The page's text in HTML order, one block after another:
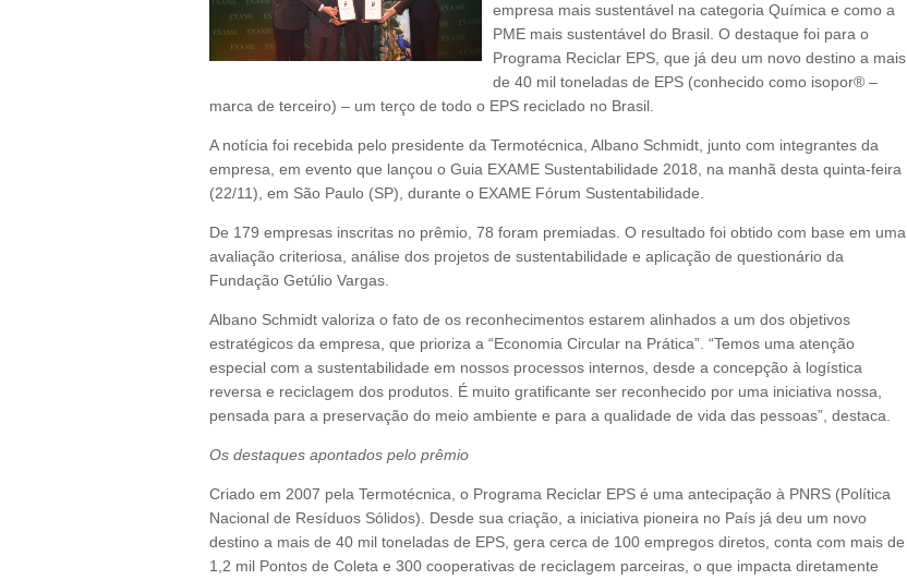
empresa mais sustentável na categoria Química e como a
PME mais sustentável do Brasil. O destaque foi para o
Programa Reciclar EPS, que já deu um novo destino a mais
de 40 mil toneladas de EPS (conhecido como isopor® –
marca de terceiro) – um terço de todo o EPS reciclado no Brasil.
A notícia foi recebida pelo presidente da Termotécnica, Albano Schmidt, junto com integrantes da
empresa, em evento que lançou o Guia EXAME Sustentabilidade 2018, na manhã desta quinta-feira
(22/11), em São Paulo (SP), durante o EXAME Fórum Sustentabilidade.
De 179 empresas inscritas no prêmio, 78 foram premiadas. O resultado foi obtido com base em uma
avaliação criteriosa, análise dos projetos de sustentabilidade e aplicação de questionário da
Fundação Getúlio Vargas.
Albano Schmidt valoriza o fato de os reconhecimentos estarem alinhados a um dos objetivos
estratégicos da empresa, que prioriza a “Economia Circular na Prática”. “Temos uma atenção
especial com a sustentabilidade em nossos processos internos, desde a concepção à logística
reversa e reciclagem dos produtos. É muito gratificante ser reconhecido por uma iniciativa nossa,
pensada para a preservação do meio ambiente e para a qualidade de vida das pessoas”, destaca.
Os destaques apontados pelo prêmio
Criado em 2007 pela Termotécnica, o Programa Reciclar EPS é uma antecipação à PNRS (Política
Nacional de Resíduos Sólidos). Desde sua criação, a iniciativa pioneira no País já deu um novo
destino a mais de 40 mil toneladas de EPS, gera cerca de 100 empregos diretos, conta com mais de
1,2 mil Pontos de Coleta e 300 cooperativas de reciclagem parceiras, o que impacta diretamente